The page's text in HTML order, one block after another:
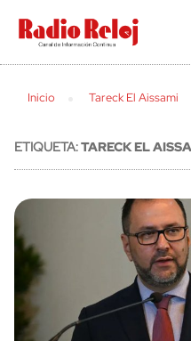
cerrar
Inicio Tareck El Aissami
ETIQUETA:TARECK EL